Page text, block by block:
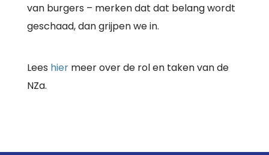
van burgers – merken dat dat belang wordt
geschaad, dan grijpen we in.
Lees hiermeer over de rol en taken van de
NZa.